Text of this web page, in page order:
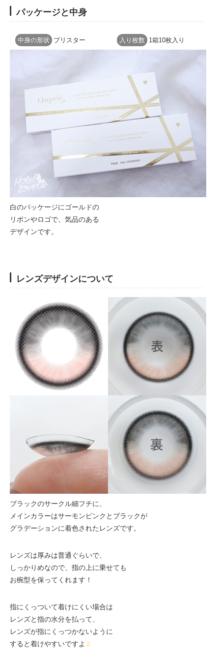
パッケージと中身
中身の形状 ブリスター 入り枚数 1箱10枚入り
白のパッケージにゴールドの
リボンやロゴで、気品のある
デザインです。
レンズデザインについて
ブラックのサークル細フチに、
メインカラーはサーモンピンクとブラックが
グラデーションに着色されたレンズです。
レンズは厚みは普通ぐらいで、
しっかりめなので、指の上に乗せても
お椀型を保ってくれます！
指にくっついて着けにくい場合は
レンズと指の水分を払って、
レンズが指にくっつかないように
すると着けやすいですよ ♫